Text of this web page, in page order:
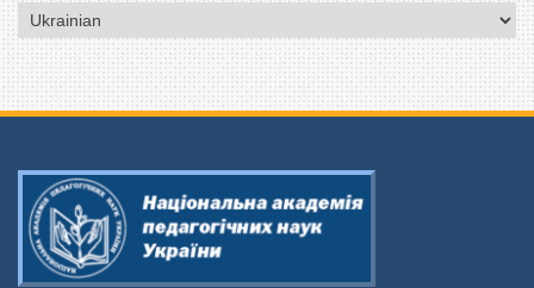
Вибрати
мову